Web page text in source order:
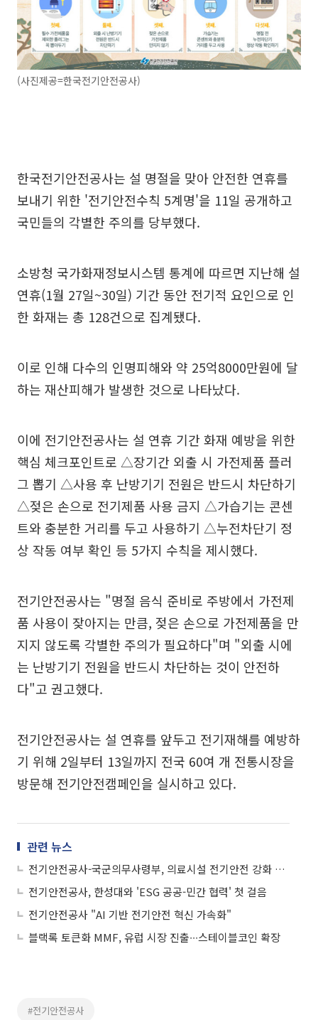
(사진제공=한국전기안전공사)
한국전기안전공사는 설 명절을 맞아 안전한 연휴를
보내기 위한 '전기안전수칙 5계명'을 11일 공개하고
국민들의 각별한 주의를 당부했다.
소방청 국가화재정보시스템 통계에 따르면 지난해 설
연휴(1월 27일~30일) 기간 동안 전기적 요인으로 인
한 화재는 총 128건으로 집계됐다.
이로 인해 다수의 인명피해와 약 25억8000만원에 달
하는 재산피해가 발생한 것으로 나타났다.
이에 전기안전공사는 설 연휴 기간 화재 예방을 위한
핵심 체크포인트로 △장기간 외출 시 가전제품 플러
그 뽑기 △사용 후 난방기기 전원은 반드시 차단하기
△젖은 손으로 전기제품 사용 금지 △가습기는 콘센
트와 충분한 거리를 두고 사용하기 △누전차단기 정
상 작동 여부 확인 등 5가지 수칙을 제시했다.
전기안전공사는 "명절 음식 준비로 주방에서 가전제
품 사용이 잦아지는 만큼, 젖은 손으로 가전제품을 만
지지 않도록 각별한 주의가 필요하다"며 "외출 시에
는 난방기기 전원을 반드시 차단하는 것이 안전하
다"고 권고했다.
전기안전공사는 설 연휴를 앞두고 전기재해를 예방하
기 위해 2일부터 13일까지 전국 60여 개 전통시장을
방문해 전기안전캠페인을 실시하고 있다.
관련 뉴스
전기안전공사-국군의무사령부, 의료시설 전기안전 강화 맞손
전기안전공사, 한성대와 'ESG 공공-민간 협력' 첫 걸음
전기안전공사 "AI 기반 전기안전 혁신 가속화"
블랙록 토큰화 MMF, 유럽 시장 진출∙∙∙스테이블코인 확장
#전기안전공사